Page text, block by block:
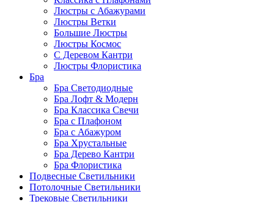
Люстры с Абажурами
Люстры Ветки
Большие Люстры
Люстры Космос
С Деревом Кантри
Люстры Флористика
Бра
Бра Светодиодные
Бра Лофт & Модерн
Бра Классика Свечи
Бра с Плафоном
Бра с Абажуром
Бра Хрустальные
Бра Дерево Кантри
Бра Флористика
Подвесные Светильники
Потолочные Светильники
Трековые Светильники